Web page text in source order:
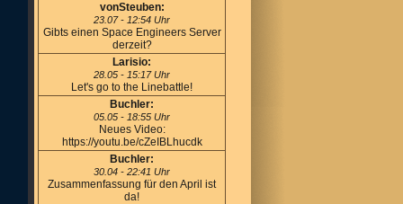
vonSteuben:
23.07 - 12:54 Uhr
Gibts einen Space Engineers Server
derzeit?
Larisio:
28.05 - 15:17 Uhr
Let's go to the Linebattle!
Buchler:
05.05 - 18:55 Uhr
Neues Video:
https://youtu.be/cZeIBLhucdk
Buchler:
30.04 - 22:41 Uhr
Zusammenfassung für den April ist
da!